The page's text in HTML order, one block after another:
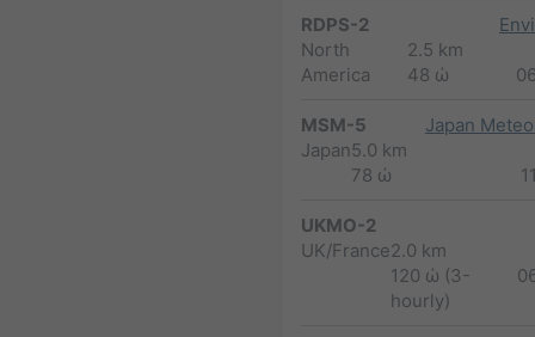
RDPS-2
North
America
2.5 km
48 ώ
MSM-5
Japan5.0 km
78 ώ
Japan
UKMO-2
UK/France2.0 km
120 ώ (3-
hourly)